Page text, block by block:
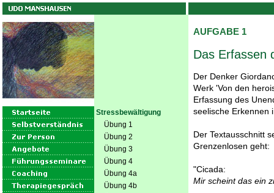
Stressbewältigung
Übung 1
Übung 2
Übung 3
Übung 4
Übung 4a
Übung 4b
AUFGABE 1
Das Erfassen
Der Denker
Werk 'Von den
Erfassung des
seelische Erkennen
Der Textausschnitt
Grenzenlosen geht:
"Cicada:
Mir scheint das ein